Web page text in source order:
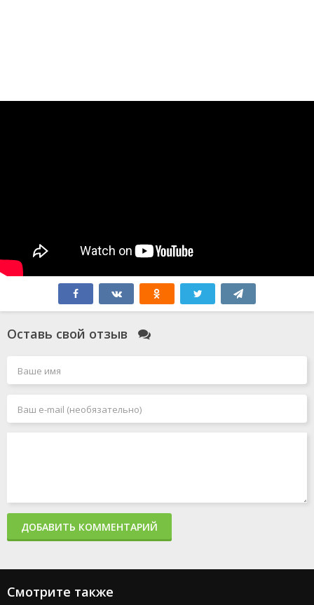
Оставь свой отзыв
ДОБАВИТЬ КОММЕНТАРИЙ
Смотрите также